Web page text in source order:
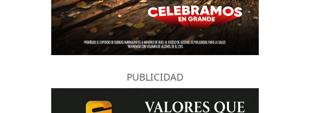
PUBLICIDAD